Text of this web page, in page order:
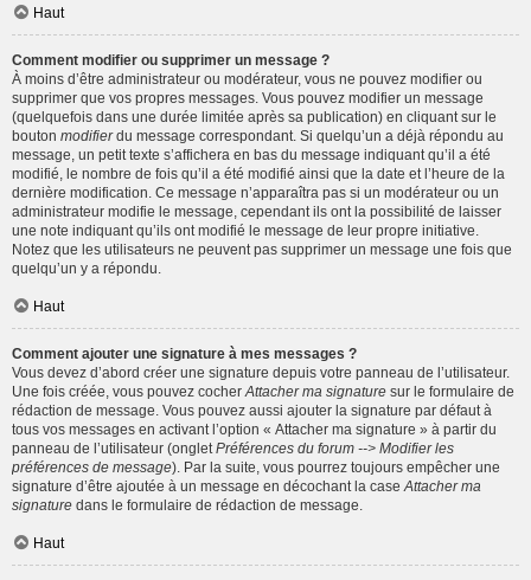
Haut
Comment modifier ou supprimer un message ?
À moins d’être administrateur ou modérateur, vous ne pouvez modifier ou
supprimer que vos propres messages. Vous pouvez modifier un message
(quelquefois dans une durée limitée après sa publication) en cliquant sur le
bouton modifierdu message correspondant. Si quelqu’un a déjà répondu au
message, un petit texte s’affichera en bas du message indiquant qu’il a été
modifié, le nombre de fois qu’il a été modifié ainsi que la date et l’heure de la
dernière modification. Ce message n’apparaîtra pas si un modérateur ou un
administrateur modifie le message, cependant ils ont la possibilité de laisser
une note indiquant qu’ils ont modifié le message de leur propre initiative.
Notez que les utilisateurs ne peuvent pas supprimer un message une fois que
quelqu’un y a répondu.
Haut
Comment ajouter une signature à mes messages ?
Vous devez d’abord créer une signature depuis votre panneau de l’utilisateur.
Une fois créée, vous pouvez cocher Attacher ma signature sur le formulaire de
rédaction de message. Vous pouvez aussi ajouter la signature par défaut à
tous vos messages en activant l’option « Attacher ma signature » à partir du
panneau de l’utilisateur (onglet Préférences du forum --> Modifier les
préférences de message). Par la suite, vous pourrez toujours empêcher une
signature d’être ajoutée à un message en décochant la case Attacher ma
signature dans le formulaire de rédaction de message.
Haut